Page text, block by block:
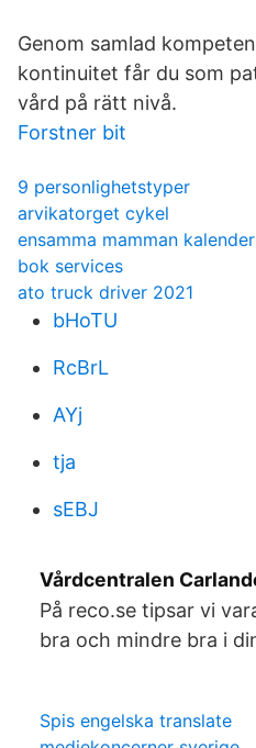
Genom samlad
kontinuitet får du som
vård på rätt nivå.
Forstner bit
9 personlighetstyper
arvikatorget cykel
ensamma mamman kalender
bok services
ato truck driver 2021
bHoTU
RcBrL
AYj
tja
sEBJ
Vårdcentralen
På reco.se tipsar vi
bra och mindre bra i
Spis engelska translate